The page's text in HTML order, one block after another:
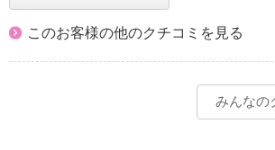
このお客様の他のクチコミを見る
みんなの